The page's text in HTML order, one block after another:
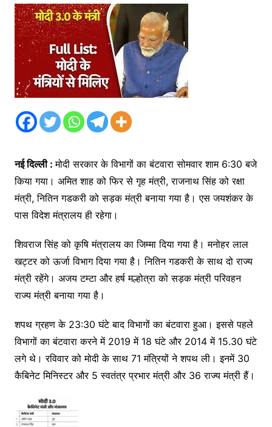
नई दिल्ली :मोदी सरकार के विभागों का बंटवारा सोमवार शाम 6:30 बजे
किया गया। अमित शाह को फिर से गृह मंत्री, राजनाथ सिंह को रक्षा
मंत्री, नितिन गडकरी को सड़क मंत्री बनाया गया है। एस जयशंकर के
पास विदेश मंत्रालय ही रहेगा।
शिवराज सिंह को कृषि मंत्रालय का जिम्मा दिया गया है। मनोहर लाल
खट्टर को ऊर्जा विभाग दिया गया है। नितिन गडकरी के साथ दो राज्य
मंत्री रहेंगे। अजय टम्टा और हर्ष मल्होत्रा को सड़क मंत्री परिवहन
राज्य मंत्री बनाया गया है।
शपथ ग्रहण के 23:30 घंटे बाद विभागों का बंटवारा हुआ। इससे पहले
विभागों का बंटवारा करने में 2019 में 18 घंटे और 2014 में 15.30 घंटे
लगे थे। रविवार को मोदी के साथ 71 मंत्रियों ने शपथ ली। इनमें 30
कैबिनेट मिनिस्टर और 5 स्वतंत्र प्रभार मंत्री और 36 राज्य मंत्री हैं।